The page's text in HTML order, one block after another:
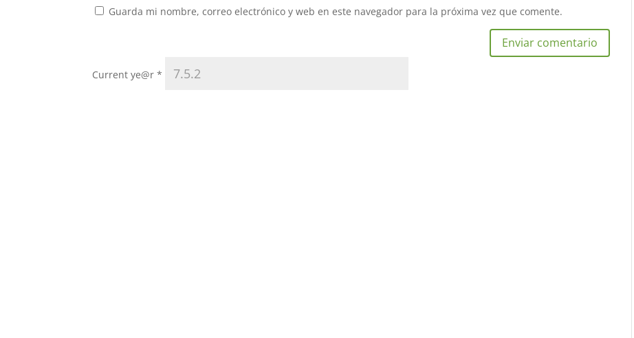
Guarda mi nombre, correo electrónico y web en este navegador para la próxima vez que comente.
Current ye@r*